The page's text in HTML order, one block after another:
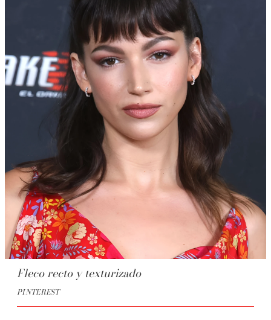
Fleco recto y texturizado
PINTEREST